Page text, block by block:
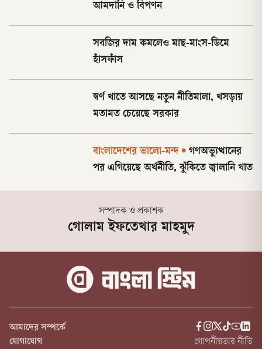
আমদানি ও বিপণন
সবজির দাম কমলেও মাছ-মাংস-ডিমে
হাঁসফাঁস
স্বর্ণ খাতে আসছে নতুন নীতিমালা, খসড়ায়
মতামত চেয়েছে সরকার
বাংলাদেশের ভালো-মন্দ • গণঅভ্যুত্থানের
পর এগিয়েছে অর্থনীতি, ঝুঁকিতে জ্বালানি খাত
সম্পাদক ও প্রকাশক
গোলাম ইফতেখার মাহমুদ
গোপনীয়তার নীতি
আমাদের সম্পর্কে
যোগাযোগ